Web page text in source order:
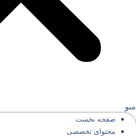
صفحه‌ نخست
محتوای‌ تخصصی